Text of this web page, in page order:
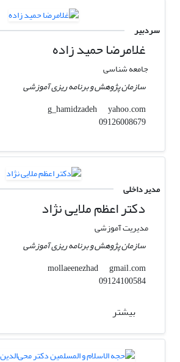
سردبیر
غلامرضا حمید زاده
جامعه شناسی
سازمان پژوهش و برنامه ریزی آموزشی
g_hamidzadeh
yahoo.com
09126008679
مدیر داخلی
دکتر اعظم ملایی نژاد
مدیریت آموزشی
سازمان پژوهش و برنامه ریزی آموزشی
mollaeenezhad
gmail.com
09124100584
بیشتر